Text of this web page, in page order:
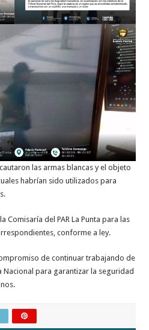
las armas blancas y el objeto
habrían sido utilizados para
Comisaría del PAR La Punta para las
conforme a ley.
de continuar trabajando de
Nacional para garantizar la seguridad